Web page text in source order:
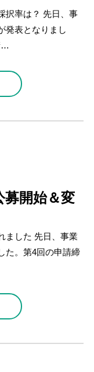
択率は？ 先日、事
発表となりまし
…
募開始＆変
ました 先日、事業
た。第4回の申請締